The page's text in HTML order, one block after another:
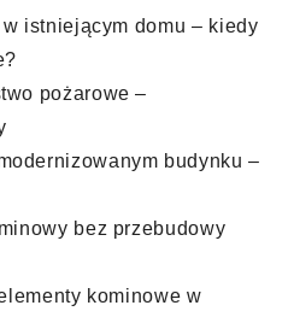
istniejącym domu – kiedy
pożarowe –
budynku –
bez przebudowy
kominowe w